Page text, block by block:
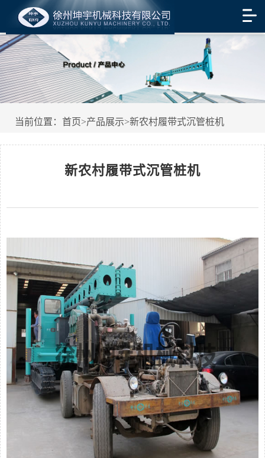
当前位置： 首页>产品展示>新农村履带式沉管桩机
新农村履带式沉管桩机